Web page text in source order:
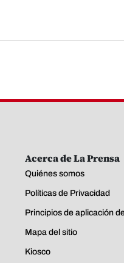
Acerca de La Prensa
Quiénes somos
Políticas de Privacidad
Principios de aplicación
Mapa del sitio
Kiosco